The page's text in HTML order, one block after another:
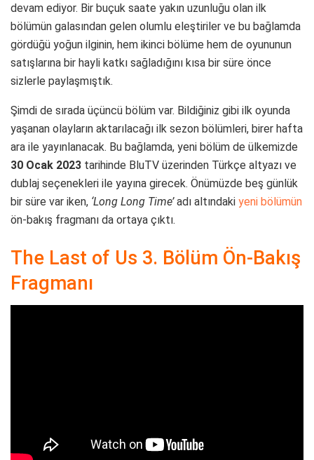
devam ediyor. Bir buçuk saate yakın uzunluğu olan ilk
bölümün galasından gelen olumlu eleştiriler ve bu bağlamda
gördüğü yoğun ilginin, hem ikinci bölüme hem de oyununun
satışlarına bir hayli katkı sağladığını kısa bir süre önce
sizlerle paylaşmıştık.
Şimdi de sırada üçüncü bölüm var. Bildiğiniz gibi ilk oyunda
yaşanan olayların aktarılacağı ilk sezon bölümleri, birer hafta
ara ile yayınlanacak. Bu bağlamda, yeni bölüm de ülkemizde
30 Ocak 2023 tarihinde BluTV üzerinden Türkçe altyazı ve
dublaj seçenekleri ile yayına girecek. Önümüzde beş günlük
bir süre var iken, ‘Long Long Time’adı altındaki yeni bölümün
ön-bakış fragmanı da ortaya çıktı.
The Last of Us 3. Bölüm Ön-Bakış
Fragmanı